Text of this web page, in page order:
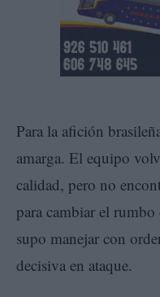
Para la afición
amarga. El equipo
calidad, pero no
para cambiar el
supo manejar con
decisiva en ataque.